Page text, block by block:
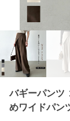
バギーパンツ
めワイドパン